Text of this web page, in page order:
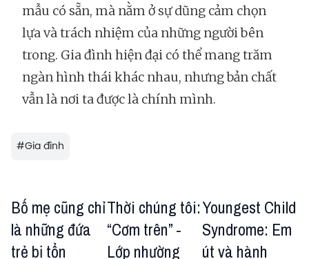
mẫu có sẵn, mà nằm ở sự dũng cảm chọn
lựa và trách nhiệm của những người bên
trong. Gia đình hiện đại có thể mang trăm
ngàn hình thái khác nhau, nhưng bản chất
vẫn là nơi ta được là chính mình.
#Gia đình
Bố mẹ cũng chỉ
là những đứa
trẻ bị tổn
Thời chúng tôi:
“Cơm trên” -
Lớp nhường
Youngest Child
Syndrome: Em
út và hành